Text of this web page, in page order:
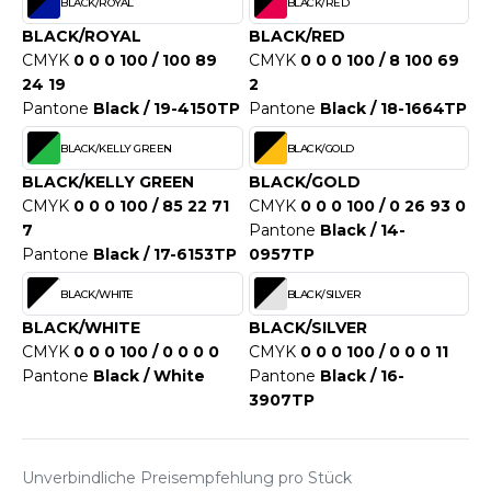
UND JACKEN
COOL
HOODS
T'S
SERIE
BLACK/ROYAL
CMYK 0 0 0 100 / 100 89
24 19
Pantone Black / 19-4150TP
BLACK/RED
CMYK 0 0 0 100 / 8 100 69
2
Pantone Black / 18-1664TP
BLACK/KELLY GREEN
BLACK/KELLY GREEN
CMYK 0 0 0 100 / 85 22 71
7
Pantone Black / 17-6153TP
BLACK/GOLD
BLACK/GOLD
CMYK 0 0 0 100 / 0 26 93 0
Pantone Black / 14-
0957TP
BLACK/WHITE
BLACK/WHITE
CMYK 0 0 0 100 / 0 0 0 0
Pantone Black / White
BLACK/SILVER
BLACK/SILVER
CMYK 0 0 0 100 / 0 0 0 11
Pantone Black / 16-
3907TP
Unverbindliche Preisempfehlung pro Stück